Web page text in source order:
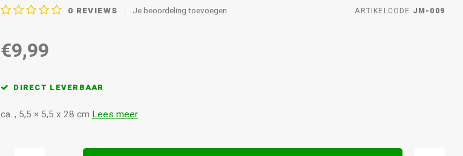
0 REVIEWS Je beoordeling toevoegen ARTIKELCODE JM-009
€9,99
DIRECT LEVERBAAR
ca. , 5,5 × 5,5 x 28 cm Lees meer